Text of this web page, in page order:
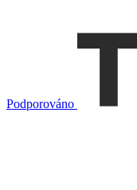
Podporováno